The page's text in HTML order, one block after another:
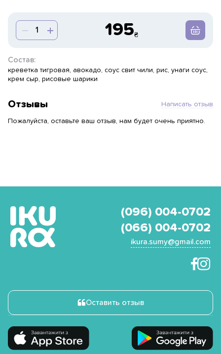
195
Состав:
креветка тигровая, авокадо, соус свит чили, рис, унаги соус,
крем сыр, рисовые шарики
Отзывы Написать отзыв
Пожалуйста, оставьте ваш отзыв, нам будет очень приятно.
(096) 004-0702
(066) 004-0702
ikura.sumy@gmail.com
Оставить отзыв